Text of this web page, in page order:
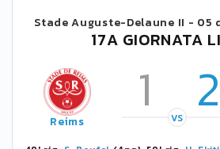
Stade Auguste-Delaune II - 05
17A GIORNATA
Reims 1 2
VS